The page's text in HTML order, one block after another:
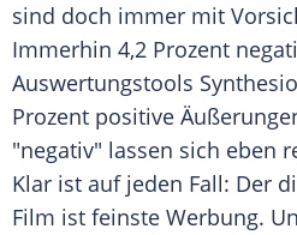
sind doch immer mit
Immerhin 4,2 Prozent
Auswertungstools
Prozent positive
"negativ" lassen sich eben
Klar ist auf jeden Fall: Der
Film ist feinste Werbung.